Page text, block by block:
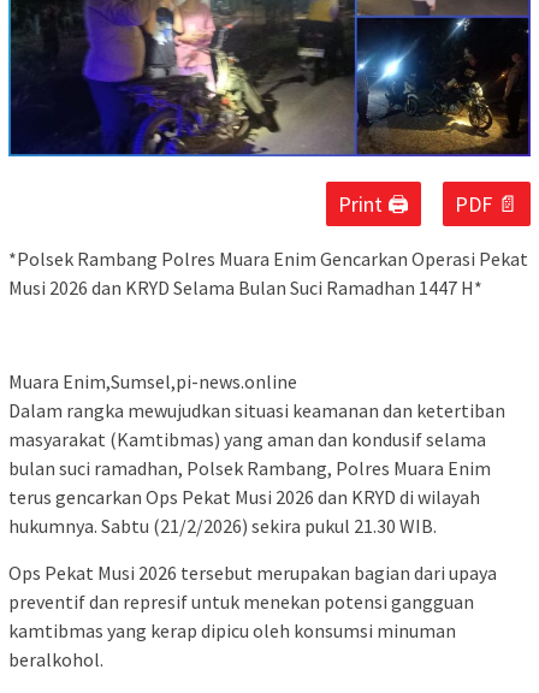
Print 🖨 PDF 📄
*Polsek Rambang Polres Muara Enim Gencarkan Operasi Pekat
Musi 2026 dan KRYD Selama Bulan Suci Ramadhan 1447 H*
Muara Enim,Sumsel,pi-news.online
Dalam rangka mewujudkan situasi keamanan dan ketertiban
masyarakat (Kamtibmas) yang aman dan kondusif selama
bulan suci ramadhan, Polsek Rambang, Polres Muara Enim
terus gencarkan Ops Pekat Musi 2026 dan KRYD di wilayah
hukumnya. Sabtu (21/2/2026) sekira pukul 21.30 WIB.
Ops Pekat Musi 2026 tersebut merupakan bagian dari upaya
preventif dan represif untuk menekan potensi gangguan
kamtibmas yang kerap dipicu oleh konsumsi minuman
beralkohol.